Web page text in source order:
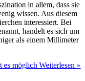
in allem, dass sie
wissen. Aus diesem
interessiert. Bei
handelt es sich um
als einem Millimeter
es möglich Weiterlesen »